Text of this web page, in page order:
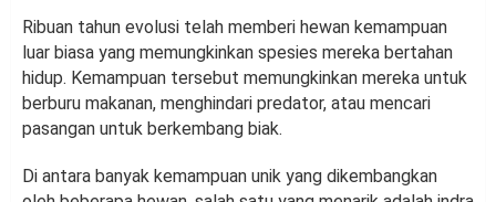
Ribuan tahun evolusi telah memberi hewan kemampuan
luar biasa yang memungkinkan spesies mereka bertahan
hidup. Kemampuan tersebut memungkinkan mereka untuk
berburu makanan, menghindari predator, atau mencari
pasangan untuk berkembang biak.
Di antara banyak kemampuan unik yang dikembangkan